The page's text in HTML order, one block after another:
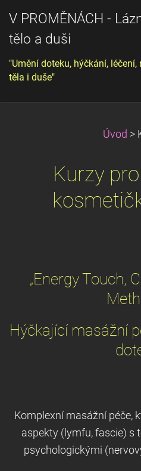
V PROMĚNÁCH -
tělo a duši
"Umění doteku, hýčkání,
těla i duše"
Úvod >
Kurzy
„Energy Touch,
Hýčkající masážní
Komplexní masážní péče,
aspekty (lymfu, fascie) s
psychologickými